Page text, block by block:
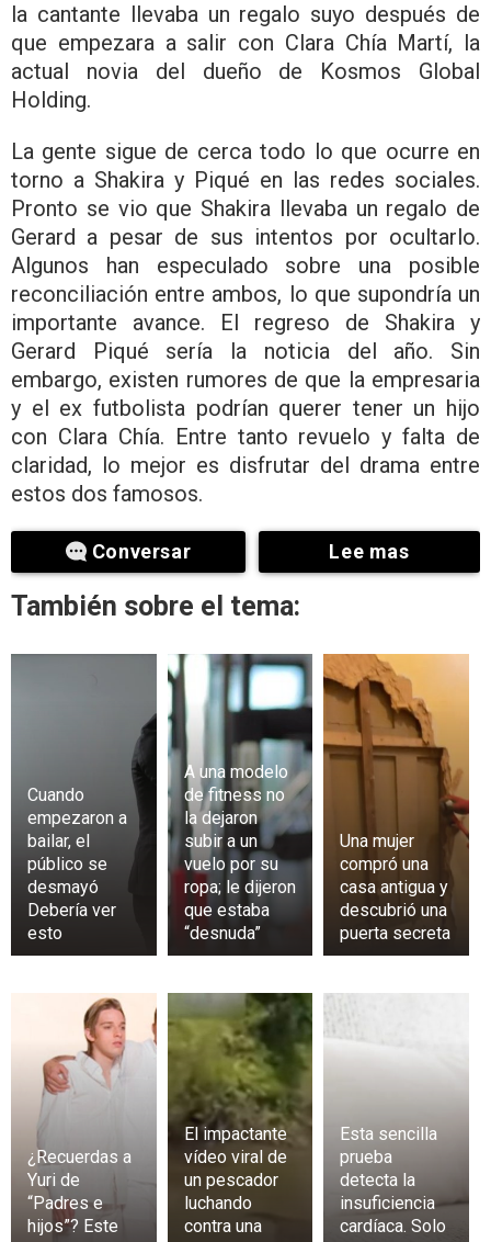
la cantante llevaba un regalo suyo después de
que empezara a salir con Clara Chía Martí, la
actual novia del dueño de Kosmos Global
Holding.
La gente sigue de cerca todo lo que ocurre en
torno a Shakira y Piqué en las redes sociales.
Pronto se vio que Shakira llevaba un regalo de
Gerard a pesar de sus intentos por ocultarlo.
Algunos han especulado sobre una posible
reconciliación entre ambos, lo que supondría un
importante avance. El regreso de Shakira y
Gerard Piqué sería la noticia del año. Sin
embargo, existen rumores de que la empresaria
y el ex futbolista podrían querer tener un hijo
con Clara Chía. Entre tanto revuelo y falta de
claridad, lo mejor es disfrutar del drama entre
estos dos famosos.
Conversar Lee mas
También sobre el tema:
Cuando
empezaron a
bailar, el
público se
desmayó
Debería ver
esto
A una modelo
de fitness no
la dejaron
subir a un
vuelo por su
ropa; le dijeron
que estaba
“desnuda”
Una mujer
compró una
casa antigua y
descubrió una
puerta secreta
¿Recuerdas a
Yuri de
“Padres e
hijos”? Este
El impactante
vídeo viral de
un pescador
luchando
contra una
Esta sencilla
prueba
detecta la
insuficiencia
cardíaca. Solo